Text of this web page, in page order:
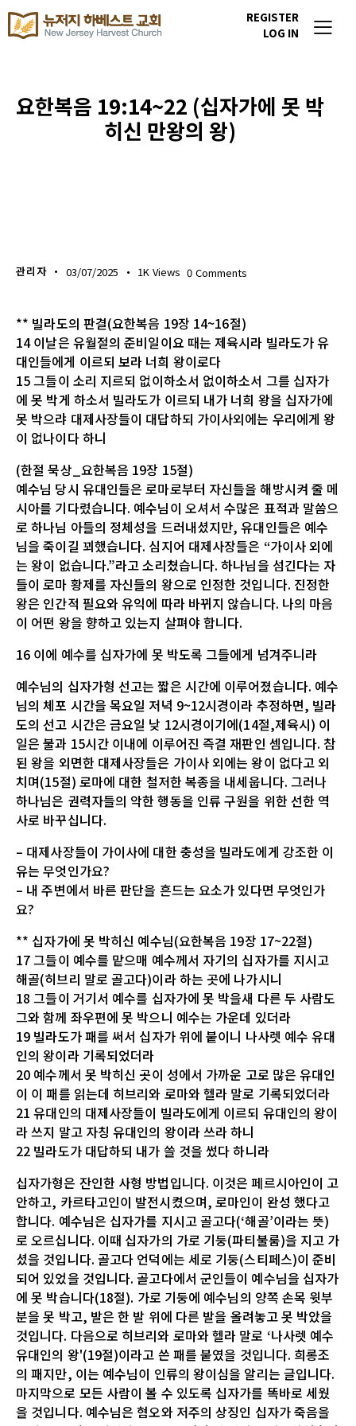
REGISTER
LOG IN
요한복음 19:14~22 (십자가에 못 박
히신 만왕의 왕)
관리자 03/07/2025 1K Views 0 Comments
** 빌라도의 판결(요한복음 19장 14~16절)
14 이날은 유월절의 준비일이요 때는 제육시라 빌라도가 유
대인들에게 이르되 보라 너희 왕이로다
15 그들이 소리 지르되 없이하소서 없이하소서 그를 십자가
에 못 박게 하소서 빌라도가 이르되 내가 너희 왕을 십자가에
못 박으랴 대제사장들이 대답하되 가이사외에는 우리에게 왕
이 없나이다 하니
(한절 묵상_요한복음 19장 15절)
예수님 당시 유대인들은 로마로부터 자신들을 해방시켜 줄 메
시아를 기다렸습니다. 예수님이 오셔서 수많은 표적과 말씀으
로 하나님 아들의 정체성을 드러내셨지만, 유대인들은 예수
님을 죽이길 꾀했습니다. 심지어 대제사장들은 “가이사 외에
는 왕이 없습니다.”라고 소리쳤습니다. 하나님을 섬긴다는 자
들이 로마 황제를 자신들의 왕으로 인정한 것입니다. 진정한
왕은 인간적 필요와 유익에 따라 바뀌지 않습니다. 나의 마음
이 어떤 왕을 향하고 있는지 살펴야 합니다.
16 이에 예수를 십자가에 못 박도록 그들에게 넘겨주니라
예수님의 십자가형 선고는 짧은 시간에 이루어졌습니다. 예수
님의 체포 시간을 목요일 저녁 9~12시경이라 추정하면, 빌라
도의 선고 시간은 금요일 낮 12시경이기에(14절,제육시) 이
일은 불과 15시간 이내에 이루어진 즉결 재판인 셈입니다. 참
된 왕을 외면한 대제사장들은 가이사 외에는 왕이 없다고 외
치며(15절) 로마에 대한 철저한 복종을 내세웁니다. 그러나
하나님은 권력자들의 악한 행동을 인류 구원을 위한 선한 역
사로 바꾸십니다.
– 대제사장들이 가이사에 대한 충성을 빌라도에게 강조한 이
유는 무엇인가요?
– 내 주변에서 바른 판단을 흔드는 요소가 있다면 무엇인가
요?
** 십자가에 못 박히신 예수님(요한복음 19장 17~22절)
17 그들이 예수를 맡으매 예수께서 자기의 십자가를 지시고
해골(히브리 말로 골고다)이라 하는 곳에 나가시니
18 그들이 거기서 예수를 십자가에 못 박을새 다른 두 사람도
그와 함께 좌우편에 못 박으니 예수는 가운데 있더라
19 빌라도가 패를 써서 십자가 위에 붙이니 나사렛 예수 유대
인의 왕이라 기록되었더라
20 예수께서 못 박히신 곳이 성에서 가까운 고로 많은 유대인
이 이 패를 읽는데 히브리와 로마와 헬라 말로 기록되었더라
21 유대인의 대제사장들이 빌라도에게 이르되 유대인의 왕이
라 쓰지 말고 자칭 유대인의 왕이라 쓰라 하니
22 빌라도가 대답하되 내가 쓸 것을 썼다 하니라
십자가형은 잔인한 사형 방법입니다. 이것은 페르시아인이 고
안하고, 카르타고인이 발전시켰으며, 로마인이 완성 했다고
합니다. 예수님은 십자가를 지시고 골고다(‘해골’이라는 뜻)
로 오르십니다. 이때 십자가의 가로 기둥(파티불룸)을 지고 가
셨을 것입니다. 골고다 언덕에는 세로 기둥(스티페스)이 준비
되어 있었을 것입니다. 골고다에서 군인들이 예수님을 십자가
에 못 박습니다(18절). 가로 기둥에 예수님의 양쪽 손목 윗부
분을 못 박고, 발은 한 발 위에 다른 발을 올려놓고 못 박았을
것입니다. 다음으로 히브리와 로마와 헬라 말로 ‘나사렛 예수
유대인의 왕'(19절)이라고 쓴 패를 붙였을 것입니다. 희롱조
의 패지만, 이는 예수님이 인류의 왕이심을 알리는 글입니다.
마지막으로 모든 사람이 볼 수 있도록 십자가를 똑바로 세웠
을 것입니다. 예수님은 혐오와 저주의 상징인 십자가 죽음을